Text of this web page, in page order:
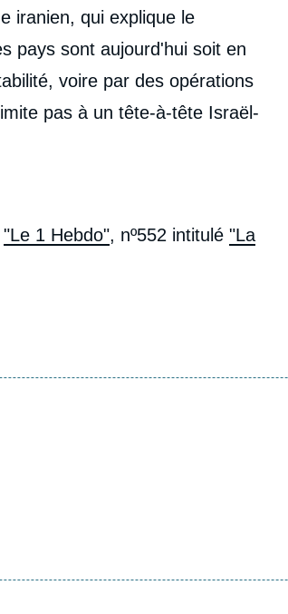
iranien, qui explique le
pays sont aujourd'hui soit en
voire par des opérations
pas à un tête-à-tête Israël-
"Le 1 Hebdo", nº552 intitulé "La